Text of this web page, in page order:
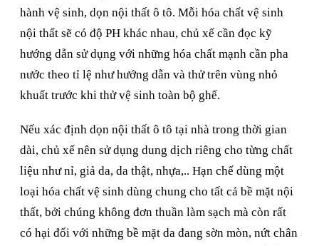
hành vệ sinh, dọn nội thất ô tô. Mỗi hóa chất vệ sinh
nội thất sẽ có độ PH khác nhau, chủ xế cần đọc kỹ
hướng dẫn sử dụng với những hóa chất mạnh cần pha
nước theo tỉ lệ như hướng dẫn và thử trên vùng nhỏ
khuất trước khi thử vệ sinh toàn bộ ghế.
Nếu xác định dọn nội thất ô tô tại nhà trong thời gian
dài, chủ xế nên sử dụng dung dịch riêng cho từng chất
liệu như nỉ, giả da, da thật, nhựa,.. Hạn chế dùng một
loại hóa chất vệ sinh dùng chung cho tất cả bề mặt nội
thất, bởi chúng không đơn thuần làm sạch mà còn rất
có hại đối với những bề mặt da đang sờn mòn, nứt chân